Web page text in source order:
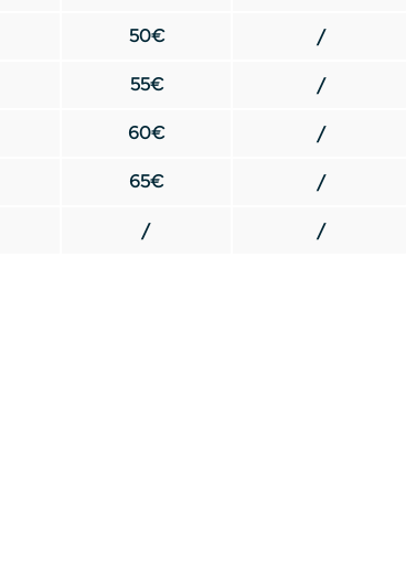
50€ /
55€ /
60€ /
65€ /
/ /